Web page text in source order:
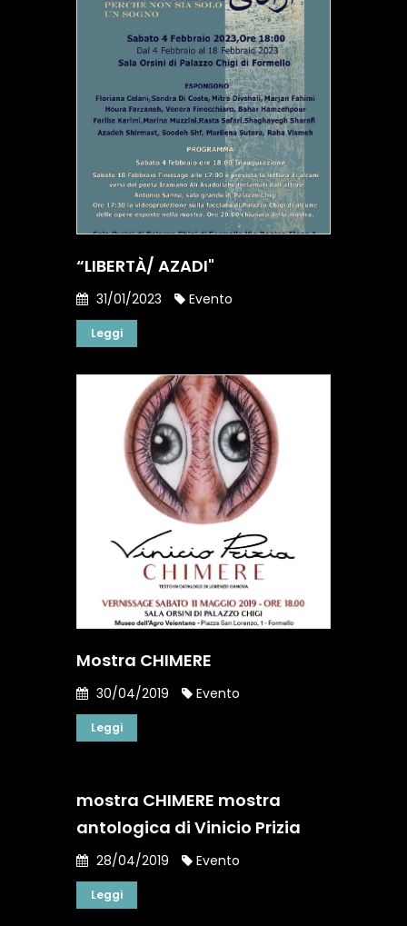
“LIBERTÀ/ AZADI"
31/01/2023 Evento
Leggi
Mostra CHIMERE
30/04/2019 Evento
Leggi
mostra CHIMERE mostra
antologica di Vinicio Prizia
28/04/2019 Evento
Leggi